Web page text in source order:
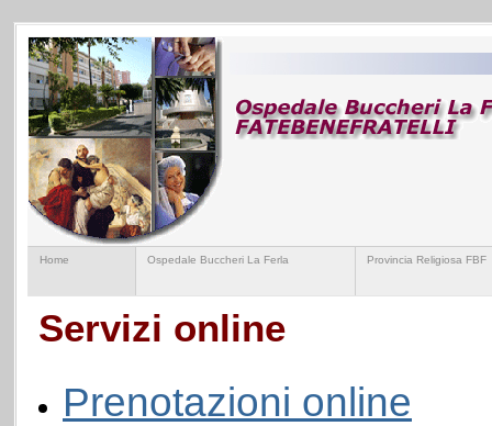
Home Ospedale Buccheri La Ferla Provincia Religiosa FBF
Servizi online
Prenotazioni online